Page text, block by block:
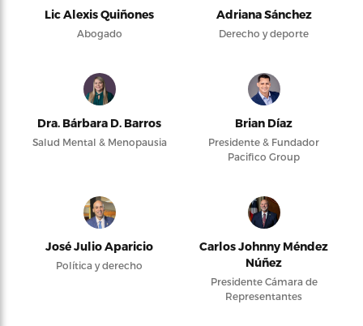
Lic Alexis Quiñones
Abogado
Adriana Sánchez
Derecho y deporte
Dra. Bárbara D. Barros
Salud Mental & Menopausia
Brian Díaz
Presidente & Fundador
Pacifico Group
José Julio Aparicio
Política y derecho
Carlos Johnny Méndez
Núñez
Presidente Cámara de
Representantes